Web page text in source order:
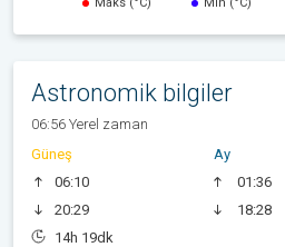
Astronomik bilgiler
06:56 Yerel zaman
Güneş
06:10
20:29
14h 19dk
Ay
01:36
18:28